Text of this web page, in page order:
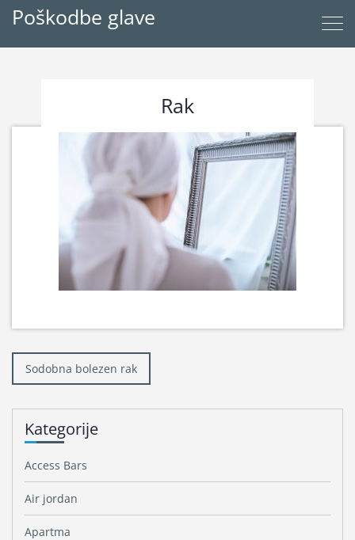
Poškodbe glave
Rak
Navigacija
prispevka
Sodobna bolezen rak
Kategorije
Access Bars
Air jordan
Apartma